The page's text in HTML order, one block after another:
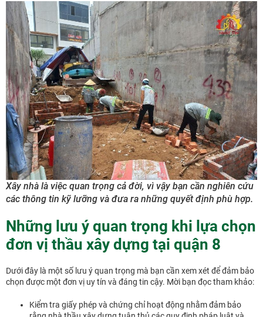
Xây nhà là việc quan trọng cả đời, vì vậy bạn cần nghiên cứu
các thông tin kỹ lưỡng và đưa ra những quyết định phù hợp.
Những lưu ý quan trọng khi lựa chọn
đơn vị thầu xây dựng tại quận 8
Dưới đây là một số lưu ý quan trọng mà bạn cần xem xét để đảm bảo
chọn được một đơn vị uy tín và đáng tin cậy. Mời bạn đọc tham khảo:
Kiểm tra giấy phép và chứng chỉ hoạt động nhằm đảm bảo